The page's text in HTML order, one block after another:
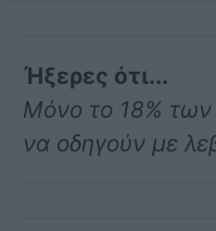
Ήξερες ότι...
Μόνο το 18%
να οδηγούν με